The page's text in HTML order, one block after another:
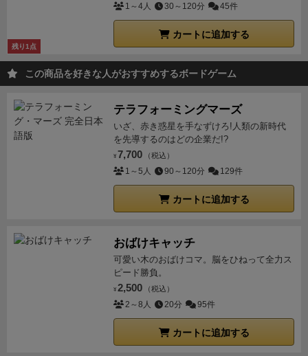
残り1点
1～4人 30～120分 45件
カートに追加する
この商品を好きな人がおすすめするボードゲーム
テラフォーミングマーズ
いざ、赤き惑星を手なずけろ!人類の新時代
を先導するのはどの企業だ!?
¥ 7,700 （税込）
1～5人 90～120分 129件
カートに追加する
おばけキャッチ
可愛い木のおばけコマ。脳をひねって全力ス
ピード勝負。
¥ 2,500 （税込）
2～8人 20分 95件
カートに追加する